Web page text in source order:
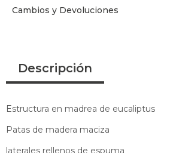
Cambios y Devoluciones
Descripción
Estructura en madrea de eucaliptus
Patas de madera maciza
laterales rellenos de espuma